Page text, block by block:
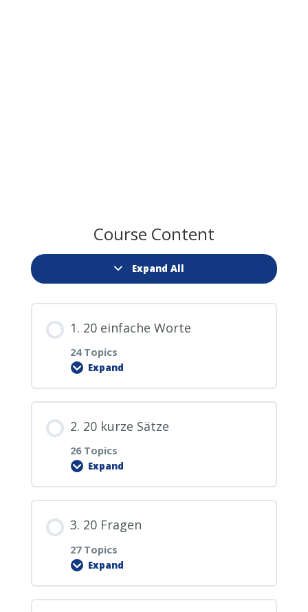
Course Content
Expand All
1. 20 einfache Worte
24 Topics
Expand
0% COMPLETE 0/24 Steps
1.0. PDF Download
1.1. hallo
2. 20 kurze Sätze
26 Topics
Expand
0% COMPLETE
2.0. PDF Download
3. 20 Fragen
27 Topics
Expand